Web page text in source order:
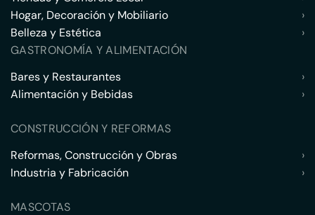
Hogar, Decoración y Mobiliario
›
Belleza y Estética
›
GASTRONOMÍA Y ALIMENTACIÓN
Bares y Restaurantes
›
Alimentación y Bebidas
›
CONSTRUCCIÓN Y REFORMAS
Reformas, Construcción y Obras
›
Industria y Fabricación
›
MASCOTAS